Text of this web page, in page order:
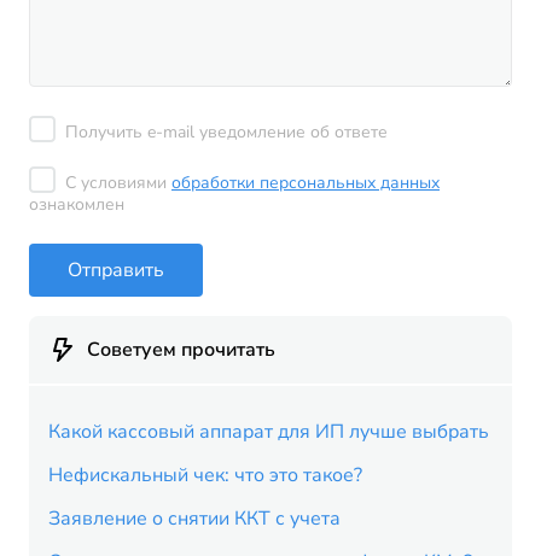
Получить e-mail уведомление об ответе
С условиями обработки персональных данных
ознакомлен
Отправить
Советуем прочитать
Какой кассовый аппарат для ИП лучше выбрать
Нефискальный чек: что это такое?
Заявление о снятии ККТ с учета